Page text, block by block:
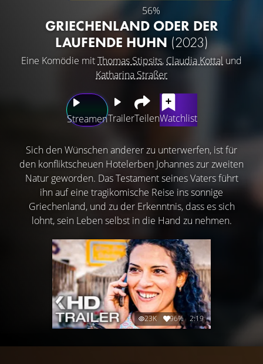
56%
GRIECHENLAND ODER DER
LAUFENDE HUHN (2023)
Eine Komödie mitThomas Stipsits, Claudia Kottalund
Katharina Straßer
StreamenTrailerTeilenWatchlist
Sich den Wünschen anderer zu unterwerfen, ist für
den konfliktscheuen Hotelerben Johannes zur zweiten
Natur geworden. Das Testament seines Vaters führt
ihn auf eine tragikomische Reise ins sonnige
Griechenland, und zu der Erkenntnis, dass es sich
lohnt, sein Leben selbst in die Hand zu nehmen.
23K 96% 2:19